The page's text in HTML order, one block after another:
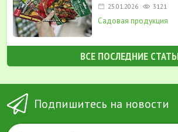
25.01.2026 3121
Садовая продукция
ВСЕ ПОСЛЕДНИЕ
Подпишитесь на новости